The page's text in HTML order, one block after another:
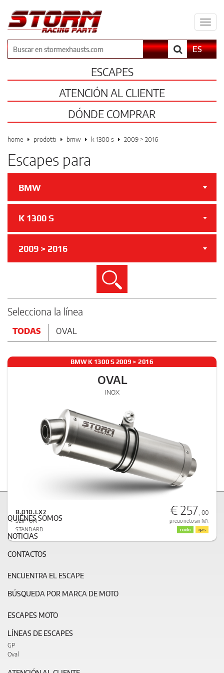
il
Buscar
ES
ESCAPES
ATENCIÓN AL CLIENTE
DÓNDE COMPRAR
home prodotti bmw k 1300 s 2009 > 2016
Escapes para
BMW
K 1300 S
2009 > 2016
Buscar
Selecciona la línea
TODAS OVAL
BMW K 1300 S 2009 > 2016
OVAL
INOX
B.010.LX2
SLIP-ON
STANDARD
€ 257, 00
precio neto sin IVA
ruido gas
QUIÉNES SOMOS
NOTICIAS
CONTACTOS
ENCUENTRA EL ESCAPE
BÚSQUEDA POR MARCA DE MOTO
ESCAPES MOTO
LÍNEAS DE ESCAPES
GP
Oval